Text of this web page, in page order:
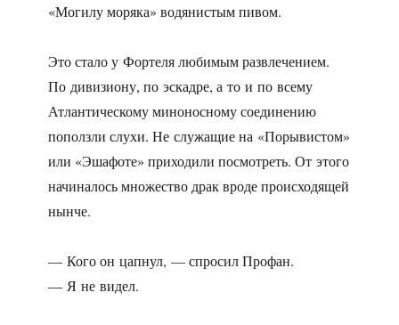
«Могилу моряка» водянистым пивом.
Это стало у Фортеля любимым развлечением.
По дивизиону, по эскадре, а то и по всему
Атлантическому миноносному соединению
поползли слухи. Не служащие на «Порывистом»
или «Эшафоте» приходили посмотреть. От этого
начиналось множество драк вроде происходящей
нынче.
— Кого он цапнул, — спросил Профан.
— Я не видел.